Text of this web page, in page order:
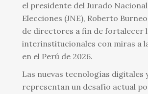
el presidente del Jurado
Elecciones (JNE), Roberto
de directores a fin de fortalecer
interinstitucionales con miras a
en el Perú de 2026.
Las nuevas tecnologías digitales
representan un desafío actual